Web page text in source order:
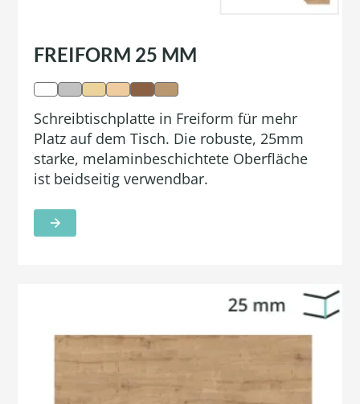
FREIFORM 25 MM
Schreibtischplatte in Freiform für mehr
Platz auf dem Tisch. Die robuste, 25mm
starke, melaminbeschichtete Oberfläche
ist beidseitig verwendbar.